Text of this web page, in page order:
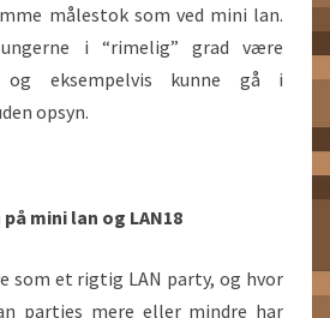
målestok som ved mini lan.
i “rimelig” grad være
og eksempelvis kunne gå i
opsyn.
mini lan og LAN18
som et rigtig LAN party, og hvor
parties mere eller mindre har